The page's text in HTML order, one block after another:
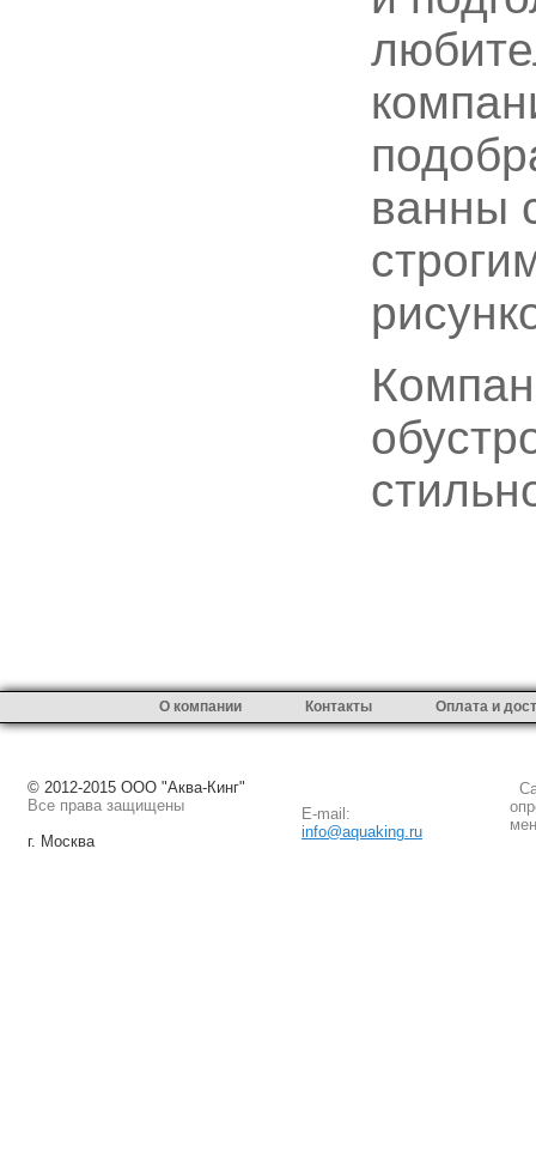
ванны
О компании Контакты Оплата и
© 2012-2015 ООО "Аква-Кинг"
Все права защищены
г. Москва
E-mail:
info@aquaking.ru